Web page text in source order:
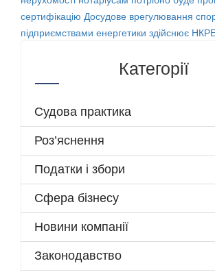
сертифікацію Досудове врегулювання
підприємствами енергетики здійснює
Категорії
Судова практика
Роз’яснення
Податки і збори
Сфера бізнесу
Новини компанії
Законодавство